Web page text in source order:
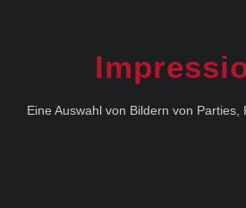
Eine Auswahl von Bildern von